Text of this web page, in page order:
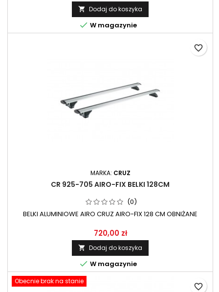
 Dodaj do koszyka
 W magazynie
MARKA: CRUZ
CR 925-705 AIRO-FIX BELKI 128CM
(0)
BELKI ALUMINIOWE AIRO CRUZ AIRO-FIX 128 CM OBNIŻANE
720,00 zł
 Dodaj do koszyka
 W magazynie
favorite_border
Obecnie brak na stanie
favorite_border